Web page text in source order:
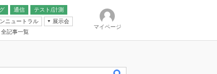
通信
テスト/計測
ニュートラル
展示会
ティング
全記事一覧
マイページ